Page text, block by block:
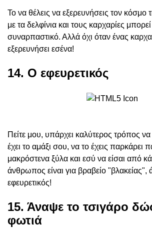
Το να θέλεις να εξερευνήσεις τον κόσμο
με τα δελφίνια και τους καρχαρίες
συναρπαστικό. Αλλά όχι όταν ένας
εξερευνήσει εσένα!
14. Ο εφευρετικός
Πείτε μου, υπάρχει καλύτερος τρόπος να
έχει το αμάξι σου, να το έχεις παρκάρει
μακρόστενα ξύλα και εσύ να είσαι από
άνθρωπος είναι για βραβείο "βλακείας",
εφευρετικός!
15. Άναψε το τσιγάρο
φωτιά